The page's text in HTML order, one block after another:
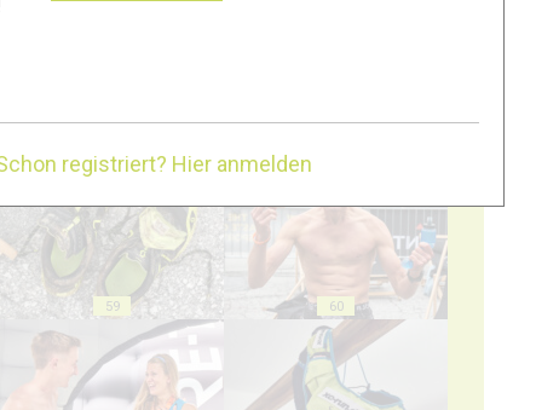
54 55
59 60
registriert? Hier anmelden